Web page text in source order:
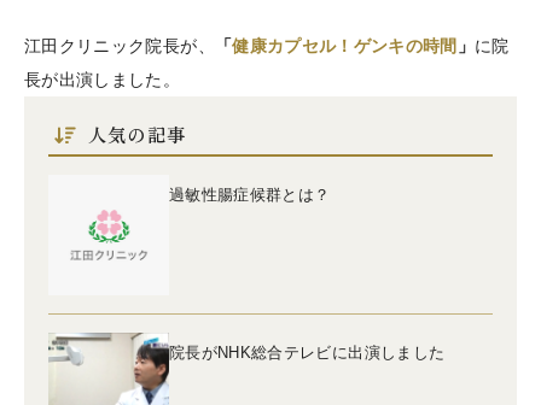
江田クリニック院長が、 「健康カプセル！ゲンキの時間 」 に院
長が出演しました。
人気の記事
過敏性腸症候群とは？
院長がNHK総合テレビに出演しました